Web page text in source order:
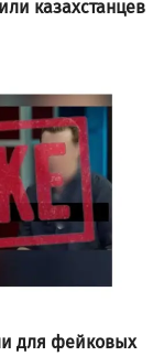
казахстанцев
для фейковых